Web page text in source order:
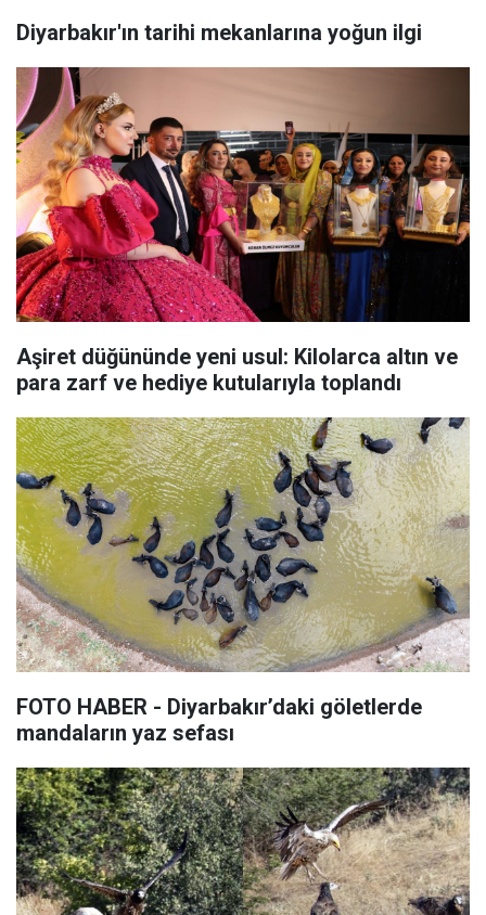
Diyarbakır'ın tarihi mekanlarına yoğun ilgi
Aşiret düğününde yeni usul: Kilolarca altın ve
para zarf ve hediye kutularıyla toplandı
FOTO HABER - Diyarbakır’daki göletlerde
mandaların yaz sefası